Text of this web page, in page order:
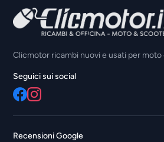
Clicmotor ricambi nuovi e usati per
Seguici sui social
Recensioni Google